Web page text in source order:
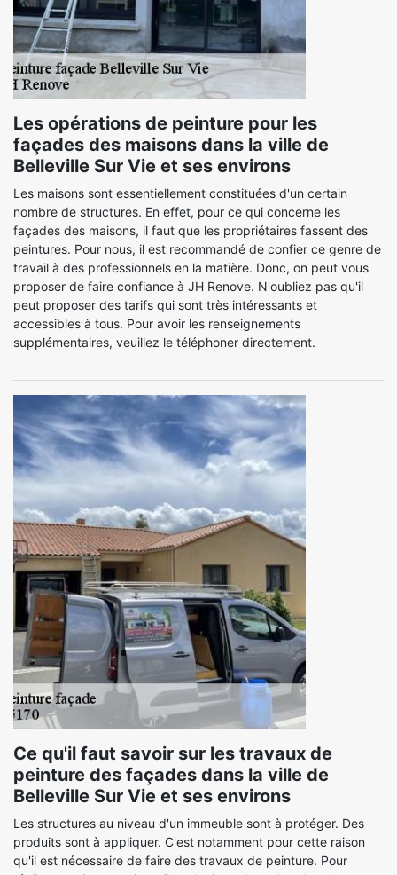
Les opérations de peinture pour les
façades des maisons dans la ville de
Belleville Sur Vie et ses environs
Les maisons sont essentiellement constituées d'un certain
nombre de structures. En effet, pour ce qui concerne les
façades des maisons, il faut que les propriétaires fassent des
peintures. Pour nous, il est recommandé de confier ce genre de
travail à des professionnels en la matière. Donc, on peut vous
proposer de faire confiance à JH Renove. N'oubliez pas qu'il
peut proposer des tarifs qui sont très intéressants et
accessibles à tous. Pour avoir les renseignements
supplémentaires, veuillez le téléphoner directement.
Ce qu'il faut savoir sur les travaux de
peinture des façades dans la ville de
Belleville Sur Vie et ses environs
Les structures au niveau d'un immeuble sont à protéger. Des
produits sont à appliquer. C'est notamment pour cette raison
qu'il est nécessaire de faire des travaux de peinture. Pour